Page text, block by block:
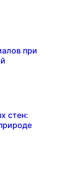
при
стен: